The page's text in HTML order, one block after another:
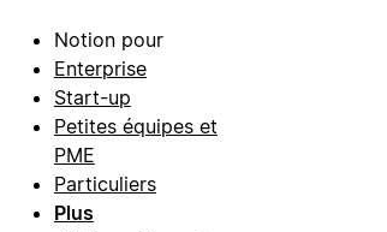
Notion pour
Enterprise
Start-up
Petites équipes et
PME
Particuliers
Plus